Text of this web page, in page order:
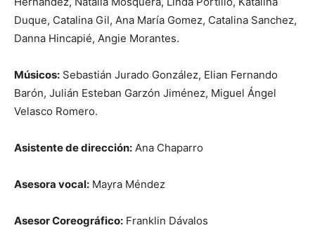
Duque, Catalina Gil, Ana María Gomez, Catalina Sanchez,
Danna Hincapié, Angie Morantes.
Músicos: Sebastián Jurado González, Elian Fernando
Barón, Julián Esteban Garzón Jiménez, Miguel Ángel
Velasco Romero.
Asistente de dirección: Ana Chaparro
Asesora vocal: Mayra Méndez
Asesor Coreográfico: Franklin Dávalos